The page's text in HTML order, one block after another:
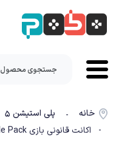
خانه -
پلی استیشن ۵
- اکانت قانونی بازی Assassins Creed triple Pack ظرفیت2-Ps5